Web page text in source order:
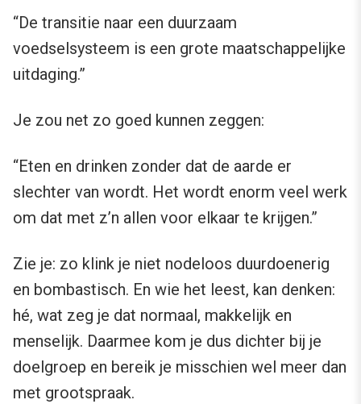
“De transitie naar een duurzaam
voedselsysteem is een grote maatschappelijke
uitdaging.”
Je zou net zo goed kunnen zeggen:
“Eten en drinken zonder dat de aarde er
slechter van wordt. Het wordt enorm veel werk
om dat met z’n allen voor elkaar te krijgen.”
Zie je: zo klink je niet nodeloos duurdoenerig
en bombastisch. En wie het leest, kan denken:
hé, wat zeg je dat normaal, makkelijk en
menselijk. Daarmee kom je dus dichter bij je
doelgroep en bereik je misschien wel meer dan
met grootspraak.